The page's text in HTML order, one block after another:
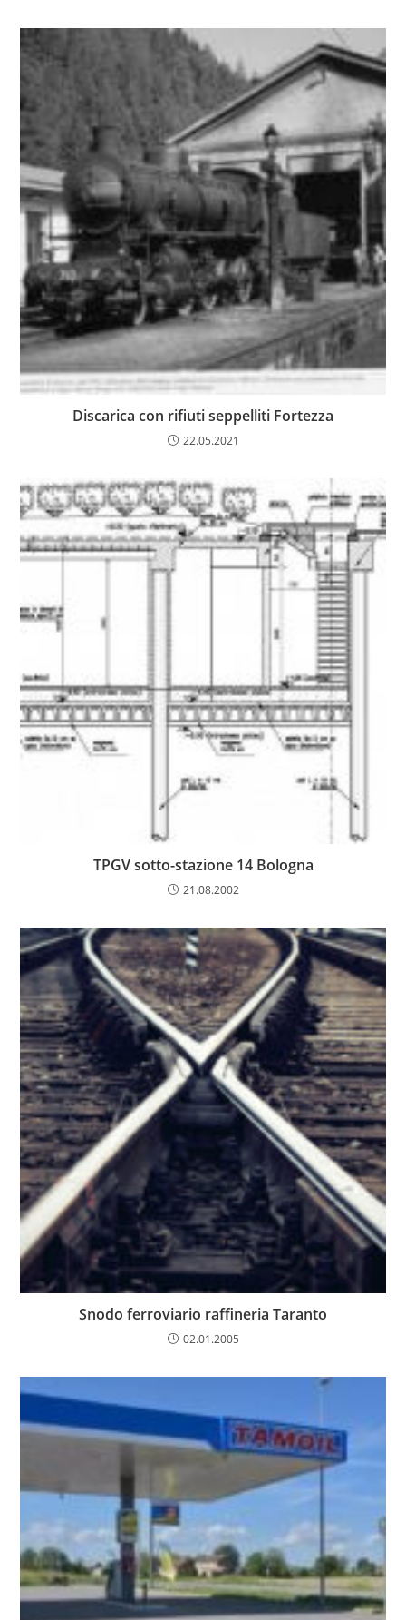
Discarica con rifiuti seppelliti Fortezza
22.05.2021
TPGV sotto-stazione 14 Bologna
21.08.2002
Snodo ferroviario raffineria Taranto
02.01.2005